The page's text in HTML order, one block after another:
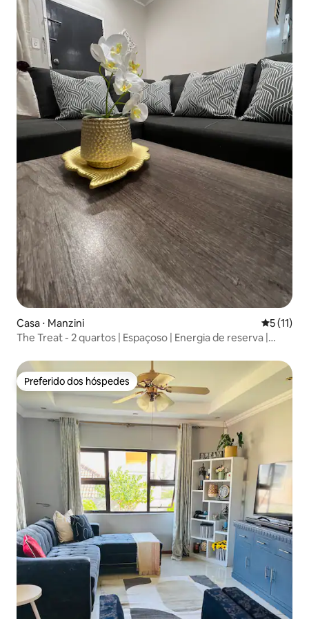
Casa ⋅ Manzini 5 de uma
5 (11)
The Treat - 2 quartos | Espaçoso | Energia de reserva |
Preferido dos hóspedes
Preferido dos hóspedes